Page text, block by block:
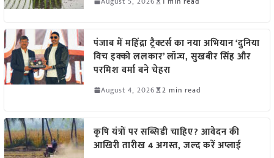
पंजाब में महिंद्रा ट्रैक्टर्स का नया अभियान ‘दुनिया
विच इक्को ललकार’ लॉन्च, सुखबीर सिंह और
परमिश वर्मा बने चेहरा
August 4, 2026 2 min read
कृषि यंत्रों पर सब्सिडी चाहिए? आवेदन की
आखिरी तारीख 4 अगस्त, जल्द करें अप्लाई